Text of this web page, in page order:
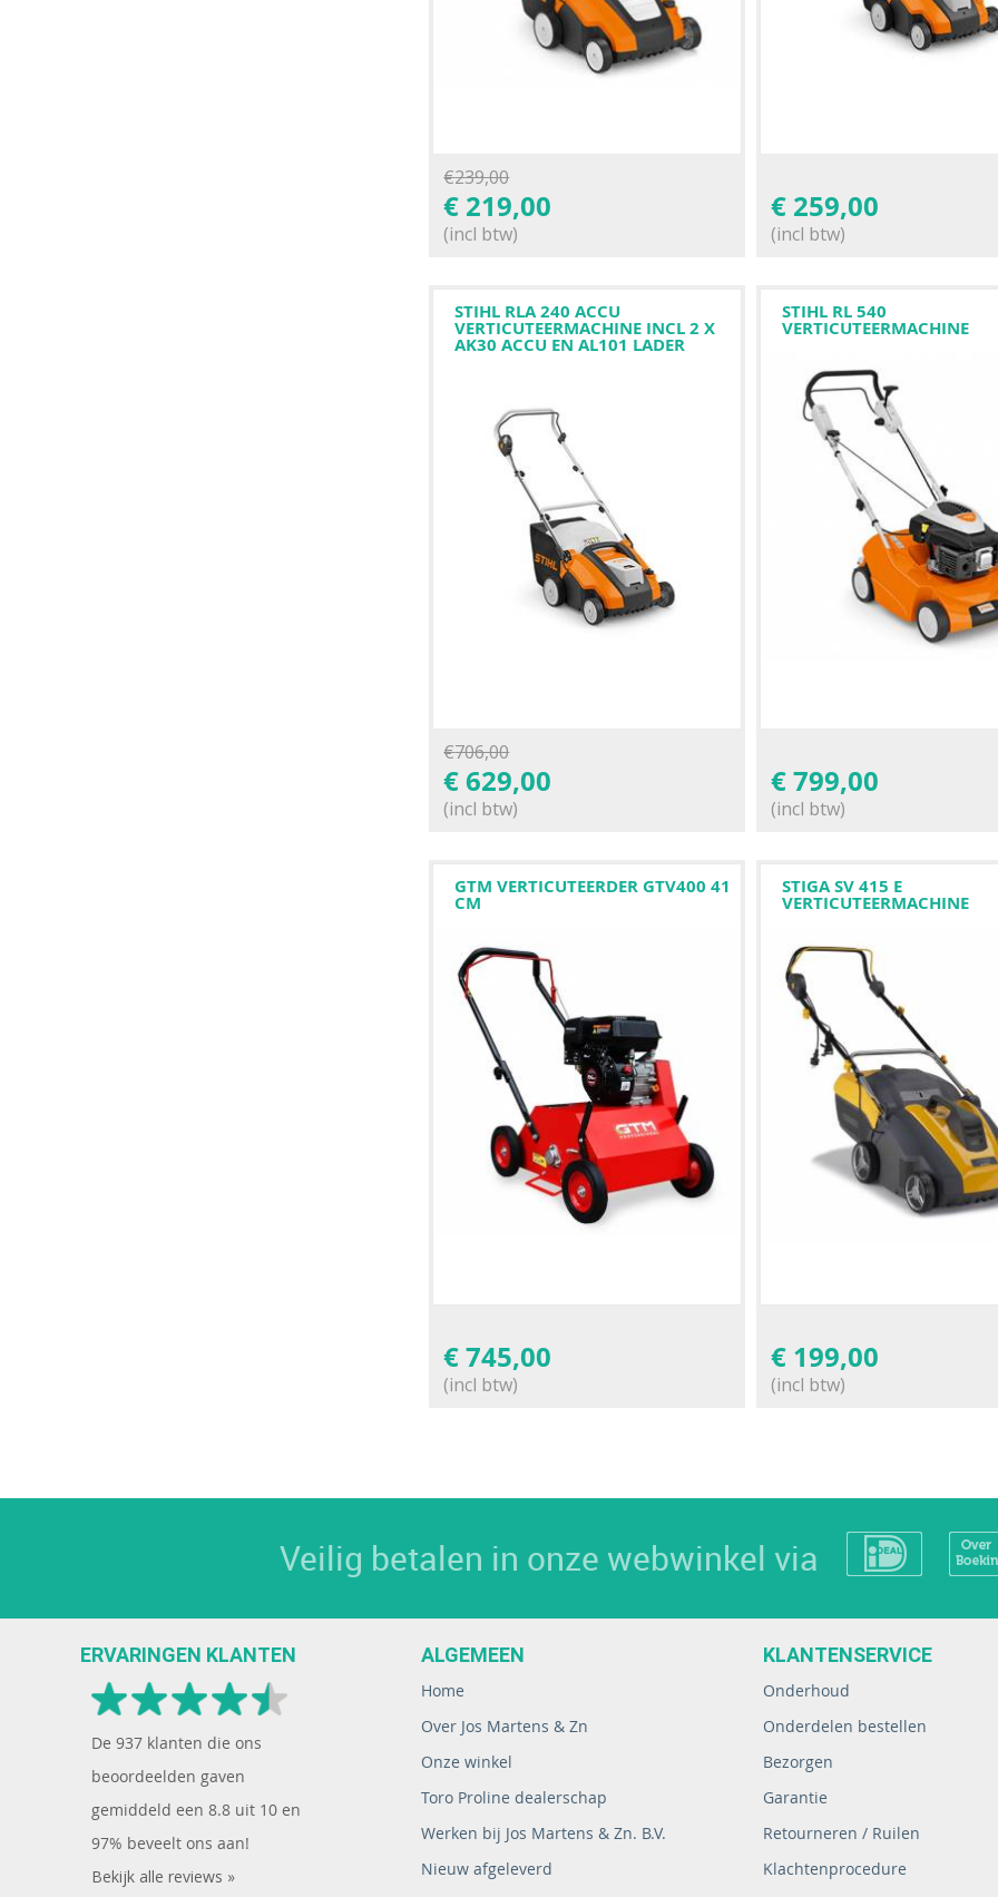
€239,00
€ 219,00
(incl btw)
€ 259,00
(incl btw)
STIHL RLA 240 ACCU
VERTICUTEERMACHINE INCL 2 X
AK30 ACCU EN AL101 LADER
€706,00
€629,00
(incl btw)
STIHL RL 540
VERTICUTEERMACHINE
€799,00
(incl btw)
GTM VERTICUTEERDER GTV400 41
CM
€745,00
(incl btw)
STIGA SV 415 E
VERTICUTEERMACHINE
€ 199,00
(incl btw)
Veilig betalen in onze webwinkel via
ERVARINGEN KLANTEN
De 937 klanten die ons
beoordeelden gaven
gemiddeld een 8.8 uit 10 en
97% beveelt ons aan!
Bekijk alle reviews »
ALGEMEEN
Home
Over Jos Martens & Zn
Onze winkel
Toro Proline dealerschap
Werken bij Jos Martens & Zn. B.V.
Nieuw afgeleverd
KLANTENSERVICE
Onderhoud
Onderdelen bestellen
Bezorgen
Garantie
Retourneren / Ruilen
Klachtenprocedure